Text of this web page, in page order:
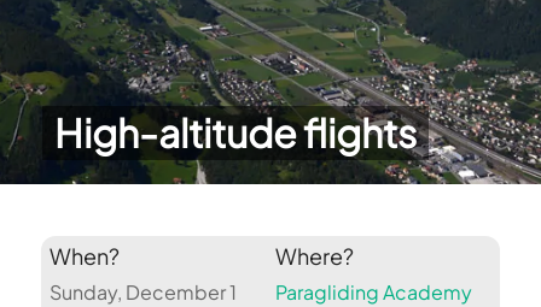
High-altitude flights
When?
Sunday, December 1
Where?
Paragliding Academy